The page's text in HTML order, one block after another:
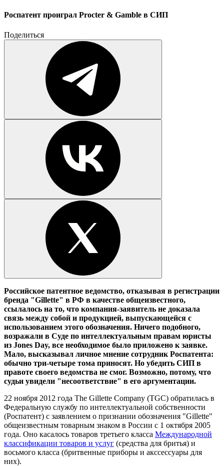
Роспатент проиграл Procter & Gamble в СИП
Поделиться
Российское патентное ведомство, отказывая в регистрации
бренда "Gillette" в РФ в качестве общеизвестного,
ссылалось на то, что компания-заявитель не доказала
связь между собой и продукцией, выпускающейся с
использованием этого обозначения. Ничего подобного,
возражали в Суде по интеллектуальным правам юристы
из Jones Day, все необходимое было приложено к заявке.
Мало, высказывал личное мнение сотрудник Роспатента:
обычно три-четыре тома приносят. Но убедить СИП в
правоте своего ведомства не смог. Возможно, потому, что
судьи увидели "несоответствие" в его аргументации.
22 ноября 2012 года The Gillette Company (TGC) обратилась в
Федеральную службу по интеллектуальной собственности
(Роспатент) с заявлением о признании обозначения "Gillette"
общеизвестным товарным знаком в России с 1 октября 2005
года. Оно касалось товаров третьего класса Международной
классификации товаров и услуг (средства для бритья) и
восьмого класса (бритвенные приборы и акссессуары для
них).